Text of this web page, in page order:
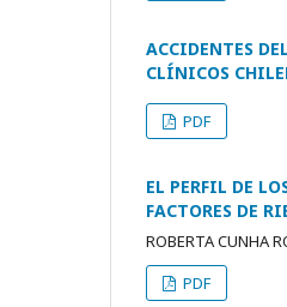
ACCIDENTES
CLÍNICOS
PDF
EL PERFIL DE
FACTORES DE
ROBERTA CUNHA
PDF